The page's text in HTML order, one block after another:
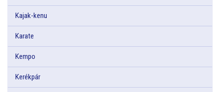
Kajak-kenu
Karate
Kempo
Kerékpár